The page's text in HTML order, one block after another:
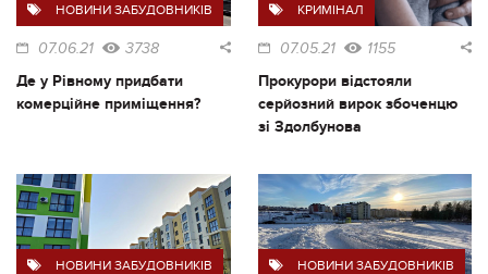
НОВИНИ ЗАБУДОВНИКІВ
07.06.21 3738
Де у Рівному придбати
комерційне приміщення?
КРИМІНАЛ
07.05.21 1155
Прокурори відстояли
серйозний вирок збоченцю
зі Здолбунова
НОВИНИ ЗАБУДОВНИКІВ НОВИНИ ЗАБУДОВНИКІВ